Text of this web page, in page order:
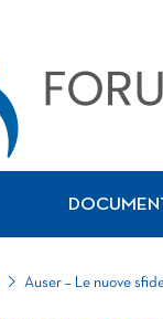
Auser – Le nuove